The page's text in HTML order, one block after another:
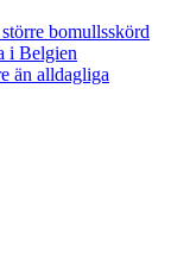
bomullsskörd
i Belgien
än alldagliga